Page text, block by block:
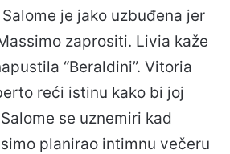
je jako uzbuđena jer
zaprositi. Livia kaže
“Beraldini”. Vitoria
reći istinu kako bi joj
se uznemiri kad
planirao intimnu večeru